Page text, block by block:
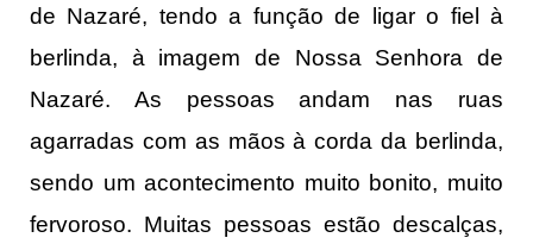
de Nazaré, tendo a função de ligar o fiel à
berlinda, à imagem de Nossa Senhora de
Nazaré. As pessoas andam nas ruas
agarradas com as mãos à corda da berlinda,
sendo um acontecimento muito bonito, muito
fervoroso. Muitas pessoas estão descalças,